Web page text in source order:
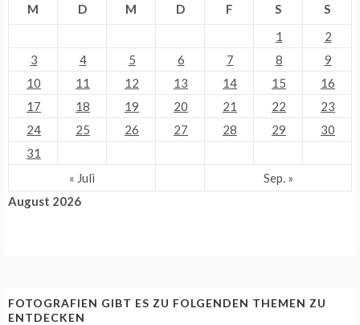
August 2026
M D M D F S
S
1
2
3
4 5 6 7 8
9
10
11 12 13 14 15
16
17
18 19 20 21 22
23
24
25 26 27 28 29
30
31
« Juli
Sep. »
FOTOGRAFIEN GIBT ES ZU FOLGENDEN THEMEN ZU
ENTDECKEN